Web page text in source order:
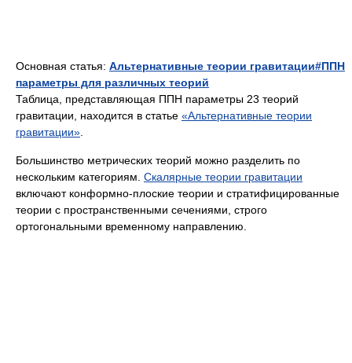
Основная статья: Альтернативные теории гравитации#ППН
параметры для различных теорий
Таблица, представляющая ППН параметры 23 теорий
гравитации, находится в статье «Альтернативные теории
гравитации»
Большинство метрических теорий можно разделить по
нескольким категориям. Скалярные теории гравитации
включают конформно-плоские теории и стратифицированные
теории с пространственными сечениями, строго
ортогональными временному направлению.